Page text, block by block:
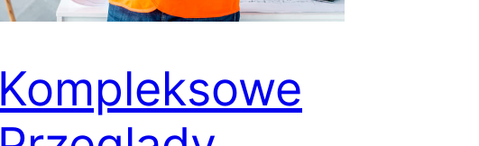
Kompleksowe